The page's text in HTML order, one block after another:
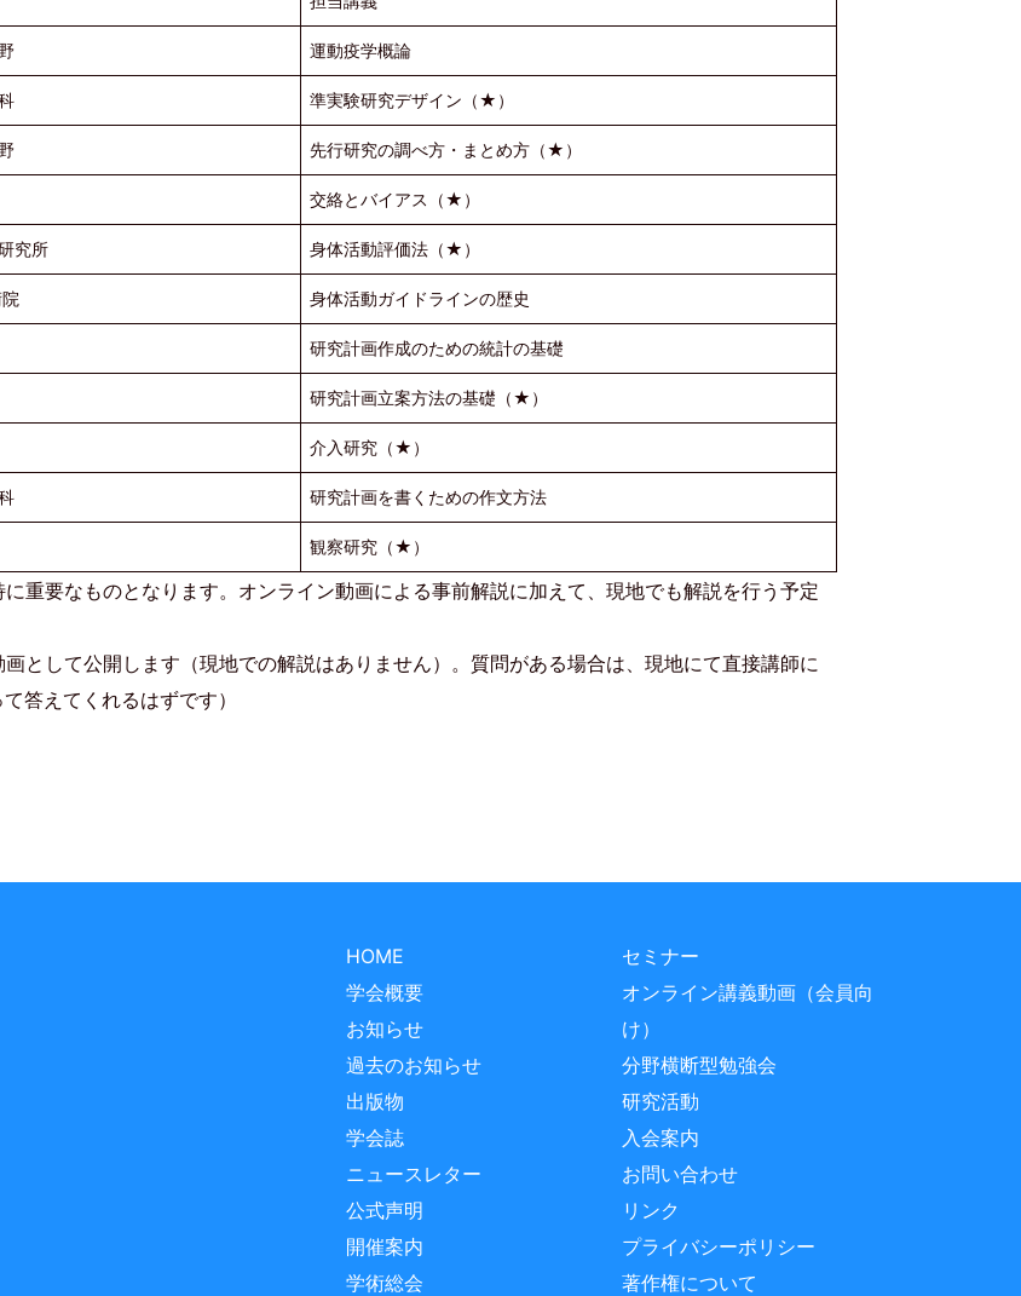
運動疫学概論
準実験研究デザイン（★）
先行研究の調べ方・まとめ方（★）
交絡とバイアス（★）
究所 身体活動評価法（★）
身体活動ガイドラインの歴史
研究計画作成のための統計の基礎
研究計画立案方法の基礎（★）
介入研究（★）
研究計画を書くための作文方法
観察研究（★）
重要なものとなります。オンライン動画による事前解説に加えて、現地でも解説を行う予定
として公開します（現地での解説はありません）。質問がある場合は、現地にて直接講師に
答えてくれるはずです）
HOME
学会概要
お知らせ
過去のお知らせ
出版物
学会誌
ニュースレター
公式声明
開催案内
学術総会
セミナー
オンライン講義動画（会員向
け）
分野横断型勉強会
研究活動
入会案内
お問い合わせ
リンク
プライバシーポリシー
著作権について